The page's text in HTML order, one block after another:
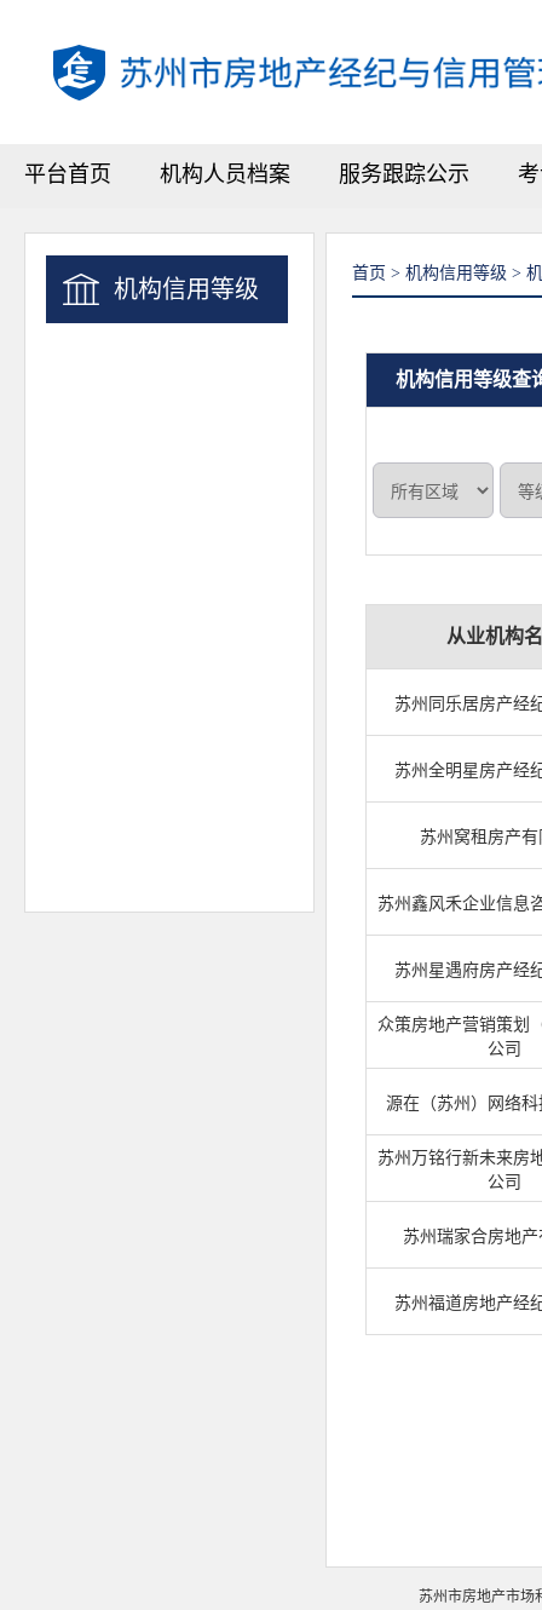
平台首页 机构人员档案 服务跟踪公示
机构信用等级
首页 > 机构信用等级 >
机构信用等级查
从业机构
苏州同乐居房产经
苏州全明星房产经
苏州窝租房产有
苏州鑫风禾企业信息
苏州星遇府房产经
众策房地产营销策划
公司
源在（苏州）网络
苏州万铭行新未来房
公司
苏州瑞家合房地
苏州福道房地产经
苏州市房地产市场